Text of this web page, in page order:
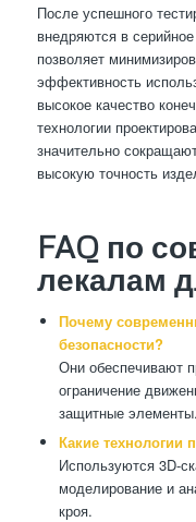
После успешного
внедряются в
позволяет
эффективность
высокое качество
технологии
значительно
высокую точность
FAQ по
лекалам
Почему
безопасности?
Они обеспечивают
ограничение
защитные элементы.
Какие технологии
Используются 3D-
моделирование и
кроя.